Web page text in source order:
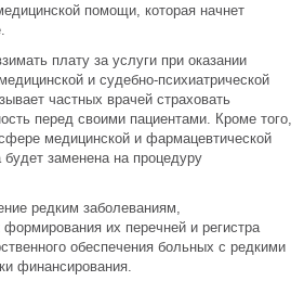
помощи, которая начнет
плату за услуги при оказании
и судебно-психиатрической
частных врачей страховать
перед своими пациентами. Кроме того,
медицинской и фармацевтической
будет заменена на процедуру
редким заболеваниям,
их перечней и регистра
обеспечения больных с редкими
финансирования.